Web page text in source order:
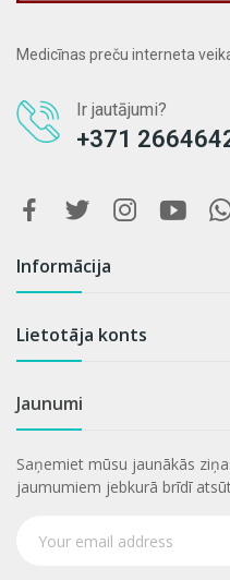
Medicīnas preču interneta
Ir jautājumi?
+371
Informācija
Lietotāja konts
Jaunumi
Saņemiet mūsu jaunākās
jaumumiem jebkurā brīdī